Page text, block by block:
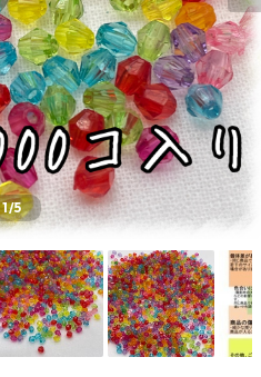
1/5